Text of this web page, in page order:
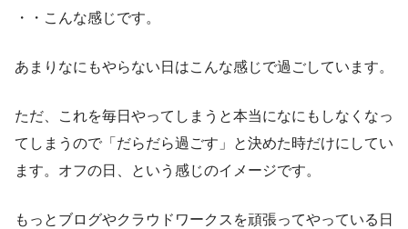
・・こんな感じです。
あまりなにもやらない日はこんな感じで過ごしています。
ただ、これを毎日やってしまうと本当になにもしなくなっ
てしまうので「だらだら過ごす」と決めた時だけにしてい
ます。オフの日、という感じのイメージです。
もっとブログやクラウドワークスを頑張ってやっている日